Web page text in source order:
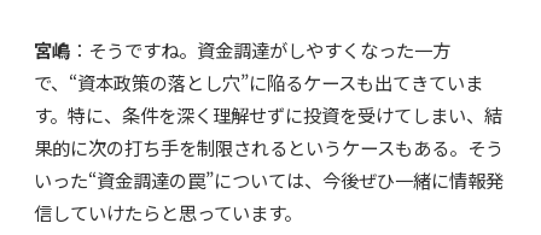
宮嶋 ：そうですね。資金調達がしやすくなった一方
で、“資本政策の落とし穴”に陥るケースも出てきていま
す。特に、条件を深く理解せずに投資を受けてしまい、結
果的に次の打ち手を制限されるというケースもある。そう
いった“資金調達の罠”については、今後ぜひ一緒に情報発
信していけたらと思っています。